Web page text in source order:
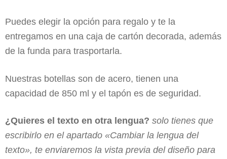
Puedes elegir la opción para regalo y te la
entregamos en una caja de cartón decorada, además
de la funda para trasportarla.
Nuestras botellas son de acero, tienen una
capacidad de 850 ml y el tapón es de seguridad.
¿Quieres el texto en otra lengua? solo tienes que
escribirlo en el apartado «Cambiar la lengua del
texto», te enviaremos la vista previa del diseño para